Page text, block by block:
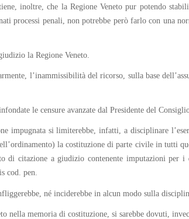
inoltre, che la Regione Veneto pur potendo
processi penali, non potrebbe però farlo con una
la Regione Veneto.
l’inammissibilità del ricorso, sulla base
le censure avanzate dal Presidente del
impugnata si limiterebbe, infatti, a disciplinare
la costituzione di parte civile in tutti
di citazione a giudizio contenente imputazioni
cod. pen.
né inciderebbe in alcun modo sulla
nella memoria di costituzione, si sarebbe dovuti,